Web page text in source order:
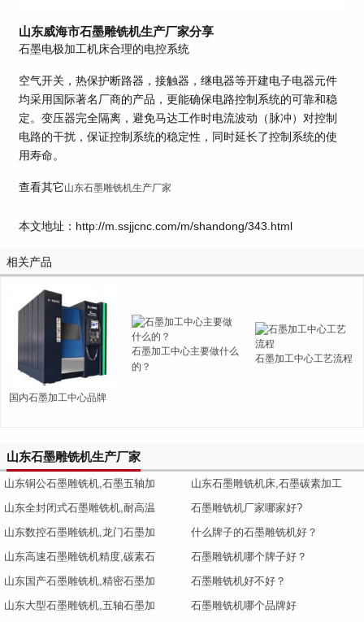
山东威海市石墨雕铣机生产厂家分享
石墨电极加工机床合理的电控系统
空气开关，热保护断路器，接触器，继电器等开建电子电器元件
均采用国际著名厂商的产品，更能确保电路控制系统的可靠和稳
定。变压器完全隔离，避免马达工作时电流波动（脉冲）对控制
电路的干扰，保证控制系统的稳定性，同时延长了控制系统的使
用寿命。
查看其它山东石墨雕铣机生产厂家
本文地址：http://m.ssjjcnc.com/m/shandong/343.html
相关产品
国内石墨加工中心品牌
石墨加工中心主要做什么
的？
石墨加工中心工艺流程
山东石墨雕铣机生产厂家
山东铜公石墨雕铣机,石墨五轴加
山东全封闭式石墨雕铣机,耐高温
山东数控石墨雕铣机,龙门石墨加
山东高速石墨雕铣机精度,碳素石
山东国产石墨雕铣机,精密石墨加
山东大型石墨雕铣机,五轴石墨加
山东石墨雕铣机床,石墨碳素加工
石墨雕铣机厂家哪家好?
什么牌子的石墨雕铣机好？
石墨雕铣机哪个牌子好？
石墨雕铣机好不好？
石墨雕铣机哪个品牌好